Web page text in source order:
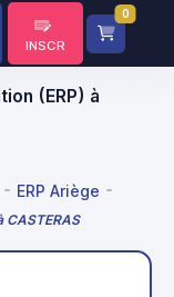
INSCR
0
(ERP) à
ERP Ariège